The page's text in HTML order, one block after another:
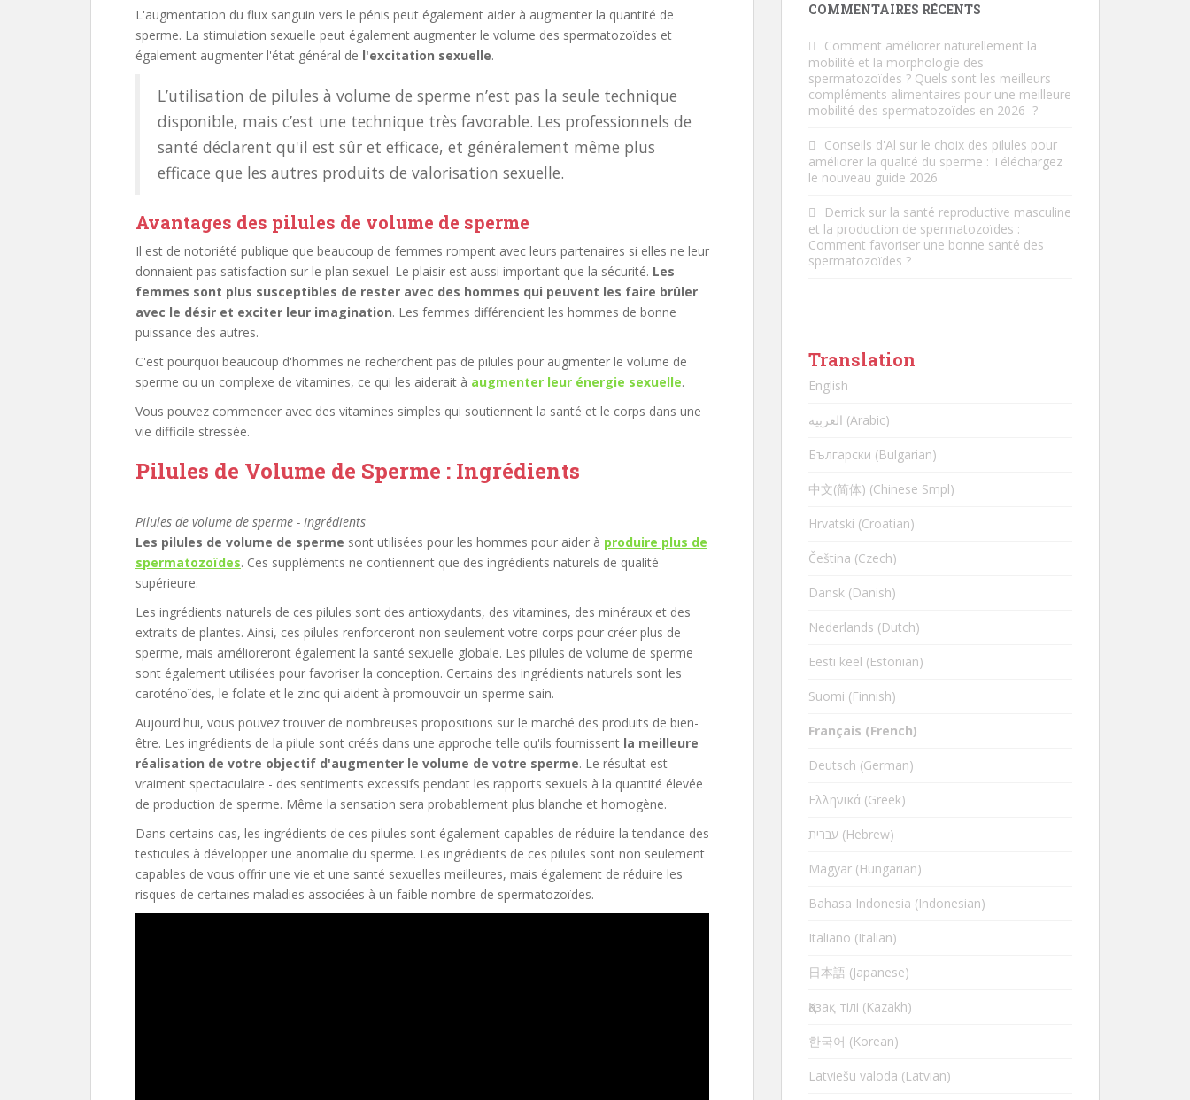
L'augmentation du flux sanguin vers le pénis peut également aider à augmenter la quantité de
sperme. La stimulation sexuelle peut également augmenter le volume des spermatozoïdes et
également augmenter l'état général de l'excitation sexuelle.
L’utilisation de pilules à volume de sperme n’est pas la seule technique
disponible, mais c’est une technique très favorable. Les professionnels de
santé déclarent qu'il est sûr et efficace, et généralement même plus
efficace que les autres produits de valorisation sexuelle.
Avantages des pilules de volume de sperme
Il est de notoriété publique que beaucoup de femmes rompent avec leurs partenaires si elles ne leur
donnaient pas satisfaction sur le plan sexuel. Le plaisir est aussi important que la sécurité. Les
femmes sont plus susceptibles de rester avec des hommes qui peuvent les faire brûler
avec le désir et exciter leur imagination. Les femmes différencient les hommes de bonne
puissance des autres.
C'est pourquoi beaucoup d'hommes ne recherchent pas de pilules pour augmenter le volume de
sperme ou un complexe de vitamines, ce qui les aiderait à augmenter leur énergie sexuelle.
Vous pouvez commencer avec des vitamines simples qui soutiennent la santé et le corps dans une
vie difficile stressée.
Pilules de Volume de Sperme : Ingrédients
Pilules de volume de sperme - Ingrédients
Les pilules de volume de sperme sont utilisées pour les hommes pour aider à produire plus de
spermatozoïdes. Ces suppléments ne contiennent que des ingrédients naturels de qualité
supérieure.
Les ingrédients naturels de ces pilules sont des antioxydants, des vitamines, des minéraux et des
extraits de plantes. Ainsi, ces pilules renforceront non seulement votre corps pour créer plus de
sperme, mais amélioreront également la santé sexuelle globale. Les pilules de volume de sperme
sont également utilisées pour favoriser la conception. Certains des ingrédients naturels sont les
caroténoïdes, le folate et le zinc qui aident à promouvoir un sperme sain.
Aujourd'hui, vous pouvez trouver de nombreuses propositions sur le marché des produits de bien-
être. Les ingrédients de la pilule sont créés dans une approche telle qu'ils fournissent la meilleure
réalisation de votre objectif d'augmenter le volume de votre sperme. Le résultat est
vraiment spectaculaire - des sentiments excessifs pendant les rapports sexuels à la quantité élevée
de production de sperme. Même la sensation sera probablement plus blanche et homogène.
Dans certains cas, les ingrédients de ces pilules sont également capables de réduire la tendance des
testicules à développer une anomalie du sperme. Les ingrédients de ces pilules sont non seulement
capables de vous offrir une vie et une santé sexuelles meilleures, mais également de réduire les
risques de certaines maladies associées à un faible nombre de spermatozoïdes.
COMMENTAIRES RÉCENTS
Comment améliorer naturellement la
mobilité et la morphologie des
spermatozoïdes ? Quels sont les meilleurs
compléments alimentaires pour une meilleure
mobilité des spermatozoïdes en 2026 ?
Conseils d'Al sur le choix des pilules pour
améliorer la qualité du sperme : Téléchargez
le nouveau guide 2026
Derrick sur la santé reproductive masculine
et la production de spermatozoïdes :
Comment favoriser une bonne santé des
spermatozoïdes ?
Translation
English
العربية (Arabic)
Български (Bulgarian)
中文(简体) (Chinese Smpl)
Hrvatski (Croatian)
Čeština (Czech)
Dansk (Danish)
Nederlands (Dutch)
Eesti keel (Estonian)
Suomi (Finnish)
Français (French)
Deutsch (German)
Ελληνικά (Greek)
עברית (Hebrew)
Magyar (Hungarian)
Bahasa Indonesia (Indonesian)
Italiano (Italian)
日本語 (Japanese)
Қазақ тілі (Kazakh)
한국어 (Korean)
Latviešu valoda (Latvian)